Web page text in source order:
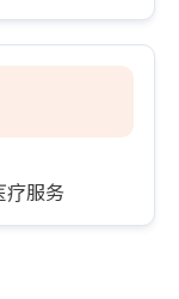
疗服务